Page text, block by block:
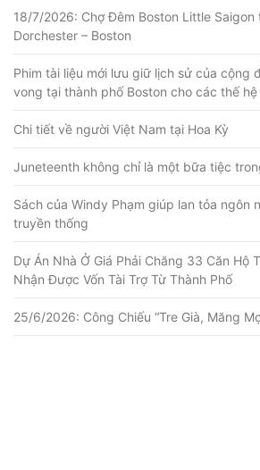
18/7/2026: Chợ Đêm Boston Little Saigon
Dorchester – Boston
Phim tài liệu mới lưu giữ lịch sử của cộng
vong tại thành phố Boston cho các thế hệ
Chi tiết về người Việt Nam tại Hoa Kỳ
Juneteenth không chỉ là một bữa tiệc
Sách của Windy Phạm giúp lan tỏa ngôn
truyền thống
Dự Án Nhà Ở Giá Phải Chăng 33 Căn Hộ
Nhận Được Vốn Tài Trợ Từ Thành Phố
25/6/2026: Công Chiếu “Tre Già, Măng